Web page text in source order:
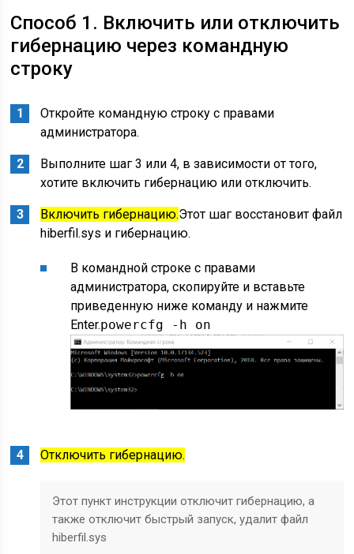
Способ 1. Включить или отключить
гибернацию через командную
строку
Откройте командную строку с правами
администратора.
Выполните шаг 3 или 4, в зависимости от того,
хотите включить гибернацию или отключить.
Включить гибернацию.Этот шаг восстановит файл
hiberfil.sys и гибернацию.
В командной строке с правами
администратора, скопируйте и вставьте
приведенную ниже команду и нажмите
Enter.powercfg -h on
Отключить гибернацию.
Этот пункт инструкции отключит гибернацию, а
также отключит быстрый запуск, удалит файл
hiberfil.sys